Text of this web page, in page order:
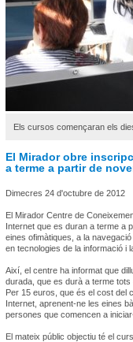
Els cursos començaran els
El Mirador obre
a terme a partir de
Dimecres 24 d'octubre de 2012
El Mirador Centre de
Internet que es duran a terme a
eines ofimàtiques, a la
en tecnologies de la informació i
Així, el centre ha informat que
durada, que es durà a terme tots
Per 15 euros, que és el cost del
Internet, aprenent-ne les eines
persones que comencen a
El mateix públic objectiu té el